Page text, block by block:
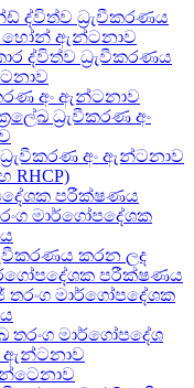
ද්විත්ව ධ්‍රැවීකරණය
හෝන් ඇන්ටනාව
ද්විත්ව ධ්‍රැවීකරණය
අං ඇන්ටනාව
ධ්‍රැවීකරණ අං
අං ඇන්ටනාව
RHCP)
පරීක්ෂණය
මාර්ගෝපදේශක
කරන ලද
පරීක්ෂණය
තරංග මාර්ගෝපදේශක
තරංග මාර්ගෝපදේශ
ඇන්ටනාව